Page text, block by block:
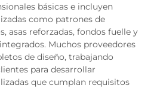
básicas e incluyen
como patrones de
asas reforzadas, fondos fuelle y
Muchos proveedores
de diseño, trabajando
para desarrollar
que cumplan requisitos